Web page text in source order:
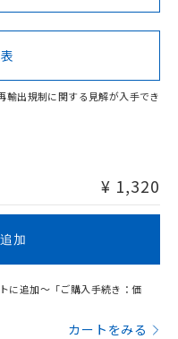
Cd Cr(VI)
があります。
輸出規制に関する見解が入手でき
¥ 1,320
加
に追加～「ご購入手続き：価
カートをみる